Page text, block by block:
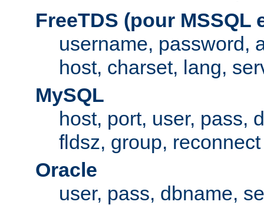
FreeTDS (pour MSSQL
username, password,
host, charset, lang,
MySQL
host, port, user, pass,
fldsz, group, reconnect
Oracle
user, pass, dbname,